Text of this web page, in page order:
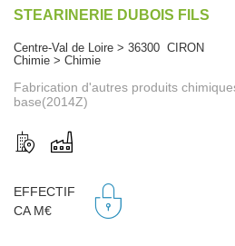
STEARINERIE DUBOIS FILS
Centre-Val de Loire > 36300 CIRON
Chimie > Chimie
Fabrication d'autres produits
base(2014Z)
EFFECTIF
CA M€